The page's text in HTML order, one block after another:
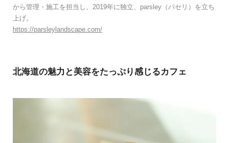
から管理・施⼯を担当し、2019年に独⽴、parsley（パセリ）を⽴ち
上げ。
https://parsleylandscape.com/
北海道の魅力と美容をたっぷり感じるカフェ